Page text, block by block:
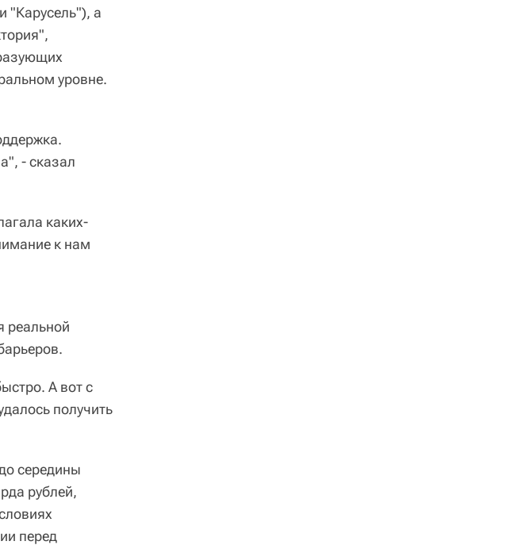
"Карусель"), а
уровне.
- сказал
каких-
к нам
реальной
А вот с
получить
середины
рублей,
перед